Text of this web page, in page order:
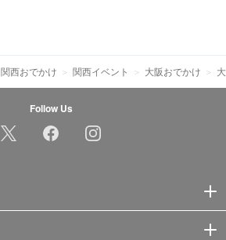
関西おでかけ 関西イベント 大阪おでかけ
Follow Us